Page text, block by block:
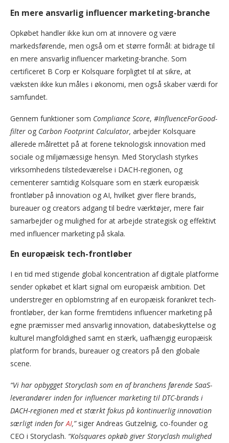
En mere ansvarlig influencer marketing-branche
Opkøbet handler ikke kun om at innovere og være
markedsførende, men også om et større formål: at bidrage til
en mere ansvarlig influencer marketing-branche. Som
certificeret B Corp er Kolsquare forpligtet til at sikre, at
væksten ikke kun måles i økonomi, men også skaber værdi for
samfundet.
Gennem funktioner som Compliance Score, #InfluenceForGood-
filter og Carbon Footprint Calculator, arbejder Kolsquare
allerede målrettet på at forene teknologisk innovation med
sociale og miljømæssige hensyn. Med Storyclash styrkes
virksomhedens tilstedeværelse i DACH-regionen, og
cementerer samtidig Kolsquare som en stærk europæisk
frontløber på innovation og AI, hvilket giver flere brands,
bureauer og creators adgang til bedre værktøjer, mere fair
samarbejder og mulighed for at arbejde strategisk og effektivt
med influencer marketing på skala.
En europæisk tech-frontløber
I en tid med stigende global koncentration af digitale platforme
sender opkøbet et klart signal om europæisk ambition. Det
understreger en opblomstring af en europæisk forankret tech-
frontløber, der kan forme fremtidens influencer marketing på
egne præmisser med ansvarlig innovation, databeskyttelse og
kulturel mangfoldighed samt en stærk, uafhængig europæisk
platform for brands, bureauer og creators på den globale
scene.
“Vi har opbygget Storyclash som en af branchens førende SaaS-
leverandører inden for influencer marketing til DTC-brands i
DACH-regionen med et stærkt fokus på kontinuerlig innovation
særligt inden forAI,” siger Andreas Gutzelnig, co-founder og
CEO i Storyclash. “Kolsquares opkøb giver Storyclash mulighed